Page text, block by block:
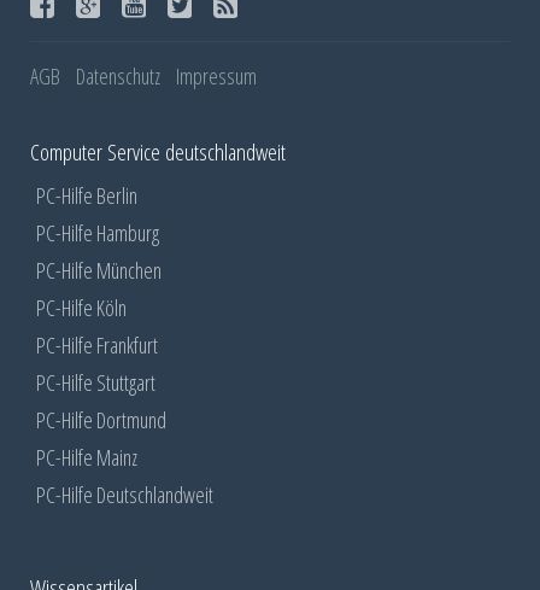
AGB Datenschutz Impressum
Computer Service deutschlandweit
PC-Hilfe Berlin
PC-Hilfe Hamburg
PC-Hilfe München
PC-Hilfe Köln
PC-Hilfe Frankfurt
PC-Hilfe Stuttgart
PC-Hilfe Dortmund
PC-Hilfe Mainz
PC-Hilfe Deutschlandweit